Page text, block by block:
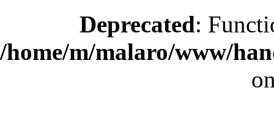
Deprecated:
/home/m/malaro/www/